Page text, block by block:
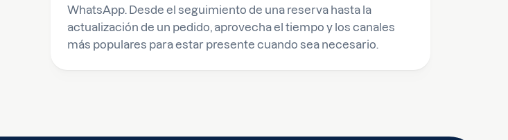
WhatsApp. Desde el seguimiento de una reserva hasta la
actualización de un pedido, aprovecha el tiempo y los canales
más populares para estar presente cuando sea necesario.